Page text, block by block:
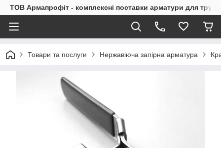
ТОВ Армапрофіт - комплексні поставки арматури для
Товари та послуги Нержавіюча запірна арматура